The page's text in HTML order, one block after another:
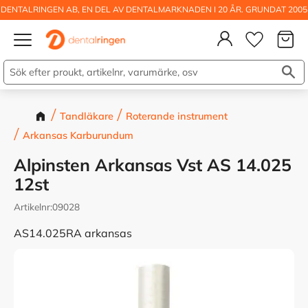
DENTALRINGEN AB, EN DEL AV DENTALMARKNADEN I 20 ÅR. GRUNDAT 2005
Tandläkare
Roterande instrument
Arkansas Karburundum
Alpinsten Arkansas Vst AS 14.025
12st
Artikelnr09028
AS14.025RA arkansas